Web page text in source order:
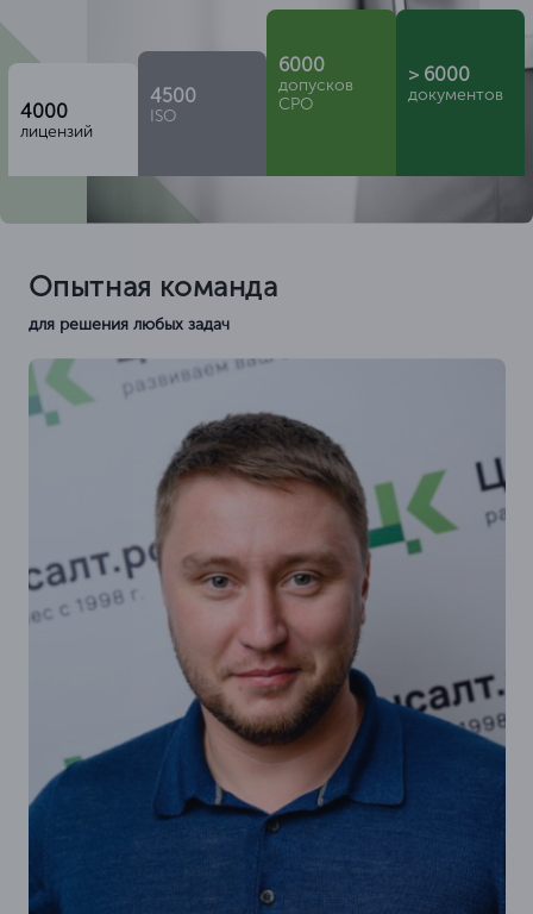
4000
лицензий
4500
ISO
6000
допусков
СРО
> 6000
документов
Опытная команда
для решения любых задач